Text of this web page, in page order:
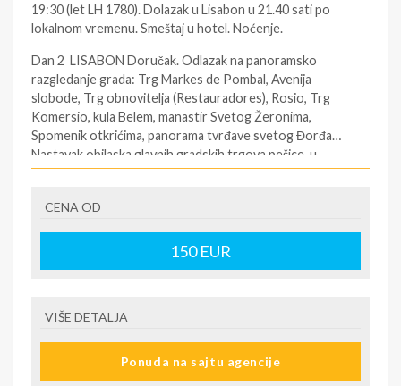
19:30 (let LH 1780). Dolazak u Lisabon u 21.40 sati po
lokalnom vremenu. Smeštaj u hotel. Noćenje.
Dan 2 LISABON Doručak. Odlazak na panoramsko
razgledanje grada: Trg Markes de Pombal, Avenija
slobode, Trg obnovitelja (Restauradores), Rosio, Trg
Komersio, kula Belem, manastir Svetog Žeronima,
Spomenik otkrićima, panorama tvrđave svetog Đorđa…
Nastavak obilaska glavnih gradskih trgova pešice, u
pratnji vodiča: Trgovi Markes de Pombal,
Alfama. Povratak u hotel. Slobodno vreme. Noćenje.
Dan 3 LISABON – SINTRA – KABO DA ROKA – KINTA
DA REGALEIRA – LISABON Doručak. Celodnevni
šumovitim brdima i ima specifičnu mikro-klimu, pa je zato
do revolucije 1910. godine. Obilazak palate Pena, jedne
CENA OD
150EUR
VIŠE DETALJA
Ponuda na sajtu agencije